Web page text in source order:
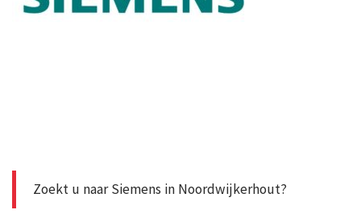
Zoekt u naar Siemens in Noordwijkerhout?